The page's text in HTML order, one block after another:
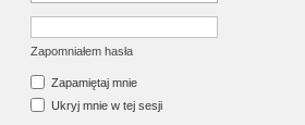
Zapomniałem hasła
Zapamiętaj mnie
Ukryj mnie w tej sesji